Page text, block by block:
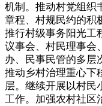
机制。推动村党组织
章程、村规民约的积
推行村级事务阳光工
议事会、村民理事会
办、民事民管的多层
推动乡村治理重心下
层。继续开展以村民
工作。加强农村社区